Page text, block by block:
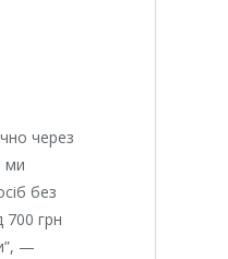
через
ми
без
700 грн
—